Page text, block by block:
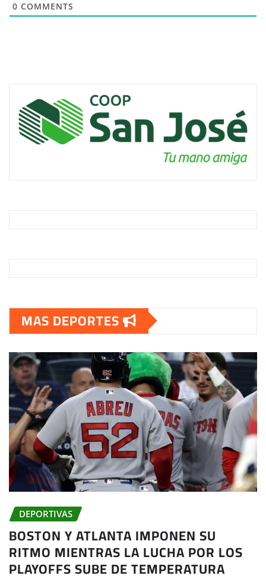
0 COMMENTS
MAS DEPORTES
DEPORTIVAS
BOSTON Y ATLANTA IMPONEN SU
RITMO MIENTRAS LA LUCHA POR LOS
PLAYOFFS SUBE DE TEMPERATURA